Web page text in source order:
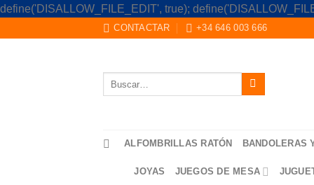
define('DISALLOW_FILE_EDIT', true);
CONTACTAR +34 646 003 666
ALFOMBRILLAS RATÓN BANDOLERAS
JOYAS JUEGOS DE MESA